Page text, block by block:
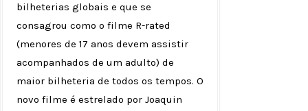
bilheterias globais e que se
consagrou como o filme R-rated
(menores de 17 anos devem assistir
acompanhados de um adulto) de
maior bilheteria de todos os tempos. O
novo filme é estrelado por Joaquin